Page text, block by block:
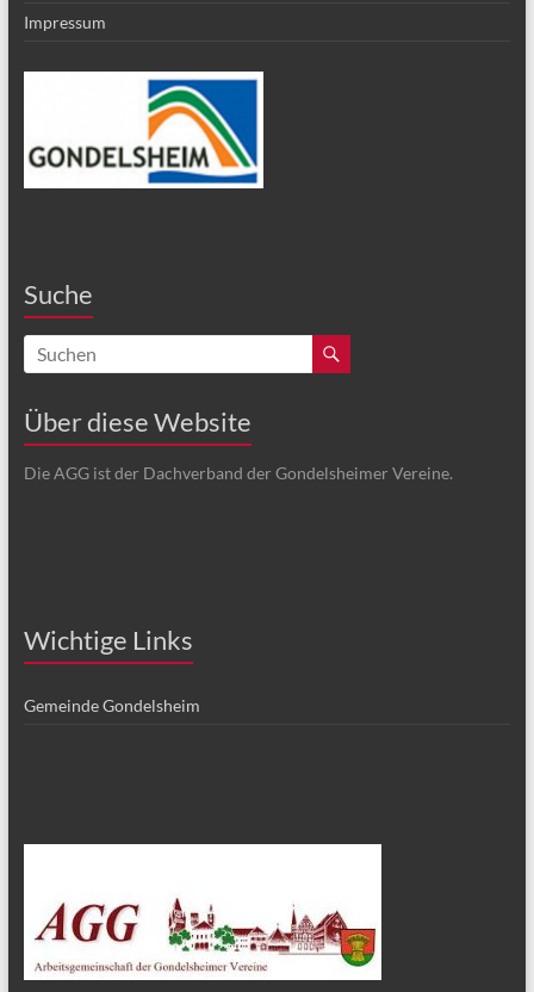
Impressum
Suche
Über diese Website
Die AGG ist der Dachverband der Gondelsheimer Vereine.
Wichtige Links
Gemeinde Gondelsheim